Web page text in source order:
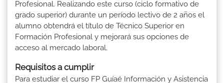
Profesional. Realizando este curso (ciclo formativo de
grado superior) durante un período lectivo de 2 años el
alumno obtendrá el título de Técnico Superior en
Formación Profesional y mejorará sus opciones de
acceso al mercado laboral.
Requisitos a cumplir
Para estudiar el curso FP Guíaé Información y Asistencia